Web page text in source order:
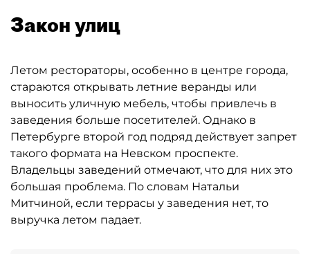
Закон улиц
Летом рестораторы, особенно в центре города,
стараются открывать летние веранды или
выносить уличную мебель, чтобы привлечь в
заведения больше посетителей. Однако в
Петербурге второй год подряд действует запрет
такого формата на Невском проспекте.
Владельцы заведений отмечают, что для них это
большая проблема. По словам Натальи
Митчиной, если террасы у заведения нет, то
выручка летом падает.